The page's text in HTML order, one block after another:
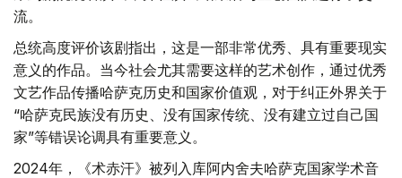
流。
总统高度评价该剧指出，这是一部非常优秀、具有重要现实
意义的作品。当今社会尤其需要这样的艺术创作，通过优秀
文艺作品传播哈萨克历史和国家价值观，对于纠正外界关于
“哈萨克民族没有历史、没有国家传统、没有建立过自己国
家”等错误论调具有重要意义。
2024年，《术赤汗》被列入库阿内舍夫哈萨克国家学术音